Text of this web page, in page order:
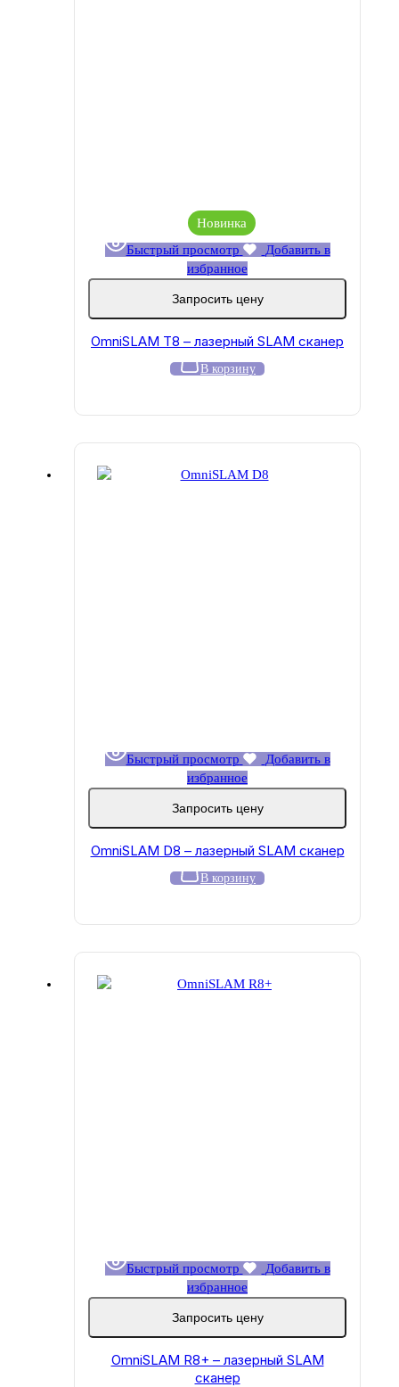
Новинка
Быстрый просмотр
Добавить в
избранное
Запросить цену
OmniSLAM T8 – лазерный SLAM сканер
В корзину
Быстрый просмотр
Добавить в
избранное
Запросить цену
OmniSLAM D8 – лазерный SLAM сканер
В корзину
Быстрый просмотр
Добавить в
избранное
Запросить цену
OmniSLAM R8+ – лазерный SLAM
сканер